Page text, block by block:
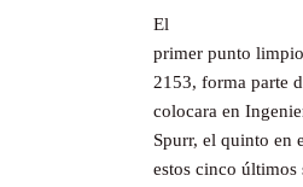
El
primer punto
2153, forma parte
colocara en
Spurr, el quinto en
estos cinco últimos